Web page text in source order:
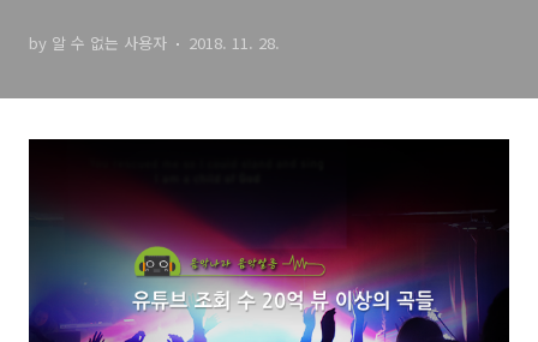
by 알 수 없는 사용자 2018. 11. 28.